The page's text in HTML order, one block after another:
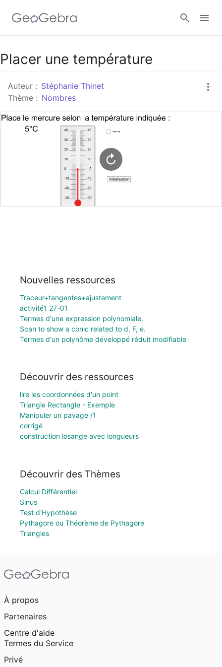
Google Classroom
Classe GeoGebra
Se connecter
Placer une température
Auteur : Stéphanie Thinet
Thème : Nombres
Nouvelles ressources
Traceur+tangentes+ajustement
activité1 27-01
Termes d'une expression polynomiale.
Scan to show a conic related to d, F, e.
Termes d'un polynôme développé réduit modifiable
Découvrir des ressources
lire les coordonnées d'un point
Triangle Rectangle - Exemple
Manipuler un pavage /1
corrigé
construction losange avec longueurs
Découvrir des Thèmes
Calcul Différentiel
Sinus
Test d'Hypothèse
Pythagore ou Théorème de Pythagore
Triangles
À propos
Partenaires
Centre d'aide
Termes du Service
Privé